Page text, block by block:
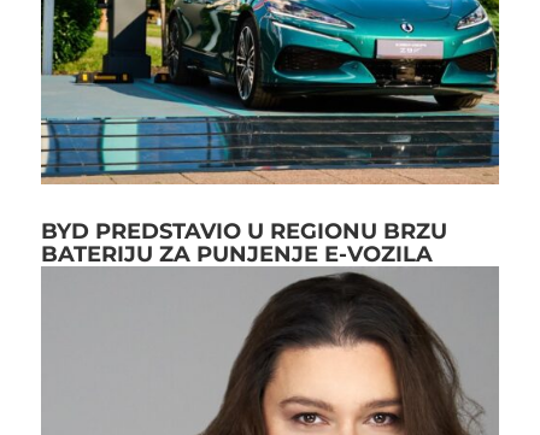
BYD PREDSTAVIO U REGIONU BRZU
BATERIJU ZA PUNJENJE E-VOZILA